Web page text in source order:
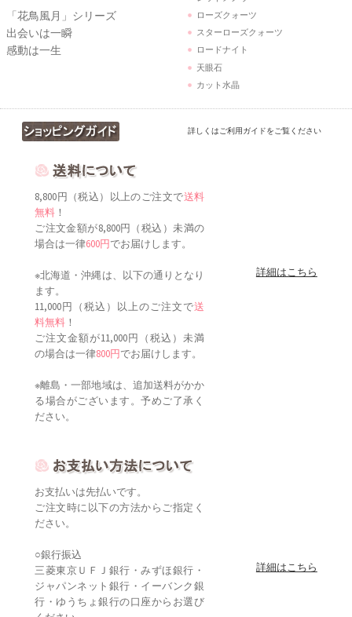
「花鳥風月」シリーズ
出会いは一瞬
感動は一生
ローズクォーツ
スターローズクォーツ
ロードナイト
天眼石
カット水晶
詳しくはご利用ガイドをご覧ください
8,800円（税込）以上のご注文で送料
無料 ！
ご注文金額が8,800円（税込）未満の
場合は一律600円でお届けします。
※北海道・沖縄は、以下の通りとなり
ます。
11,000円（税込）以上のご注文で送
料無料 ！
ご注文金額が11,000円（税込）未満
の場合は一律800円でお届けします。
※離島・一部地域は、追加送料がかか
る場合がございます。予めご了承く
ださい。
詳細はこちら
お支払いは先払いです。
ご注文時に以下の方法からご指定く
ださい。
○銀行振込
三菱東京ＵＦＪ銀行・みずほ銀行・
ジャパンネット銀行・イーバンク銀
行・ゆうちょ銀行の口座からお選び
詳細はこちら